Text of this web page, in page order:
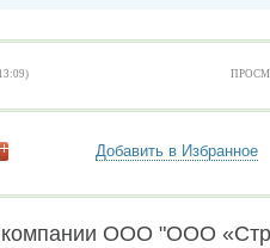
Добавить в Избранное
компании ООО "ООО